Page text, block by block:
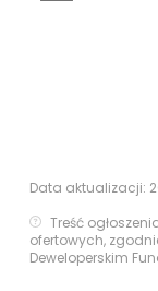
Data aktualizacji:
Treść
ofertowych,
Deweloperskim